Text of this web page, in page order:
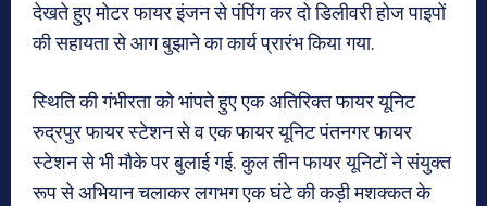
देखते हुए मोटर फायर इंजन से पंपिंग कर दो डिलीवरी होज पाइपों
की सहायता से आग बुझाने का कार्य प्रारंभ किया गया.
स्थिति की गंभीरता को भांपते हुए एक अतिरिक्त फायर यूनिट
रुद्रपुर फायर स्टेशन से व एक फायर यूनिट पंतनगर फायर
स्टेशन से भी मौके पर बुलाई गई. कुल तीन फायर यूनिटों ने संयुक्त
रूप से अभियान चलाकर लगभग एक घंटे की कड़ी मशक्कत के